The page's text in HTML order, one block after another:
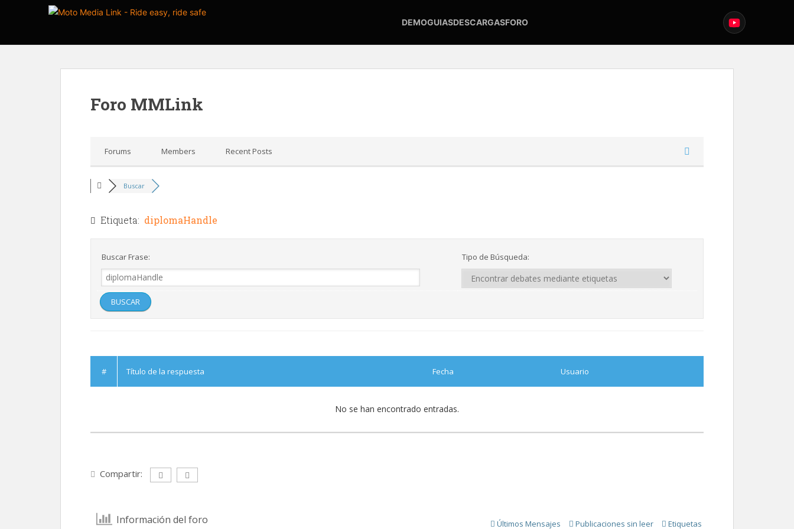
DEMOGUIASDESCARGASFORO
Foro MMLink
Forums Members Recent Posts
Buscar
Etiqueta: diplomaHandle
Buscar Frase: Tipo de Búsqueda:
# Título de la respuesta Fecha Usuario
No se han encontrado entradas.
Compartir:
Información del foro Últimos Mensajes Publicaciones sin leer Etiquetas